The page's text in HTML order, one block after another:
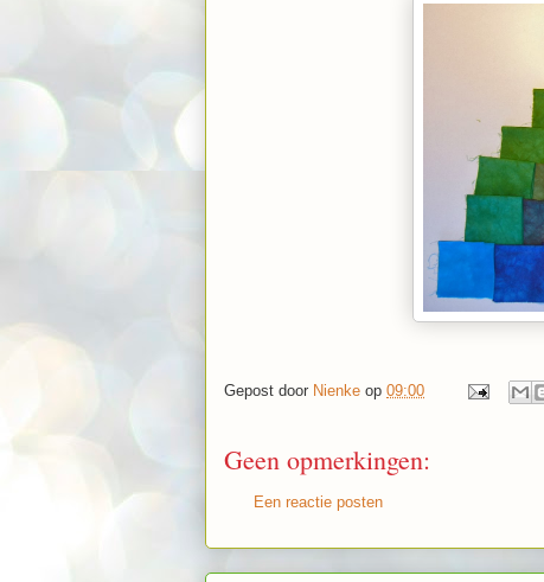
Gepost door Nienke op 09:00
Geen opmerkingen:
Een reactie posten